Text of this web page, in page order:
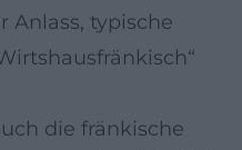
Anlass, typische
die fränkische